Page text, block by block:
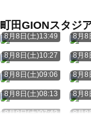
町田GIONスタジ
8月8日(土)13:49 8月8
8月8日(土)10:27 8月8
8月8日(土)09:06 8月8
8月8日(土)08:13 8月8
8月8日(土)07:43 8月8